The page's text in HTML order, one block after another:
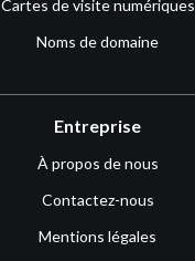
Cartes de visite numériques
Noms de domaine
Entreprise
À propos de nous
Contactez-nous
Mentions légales